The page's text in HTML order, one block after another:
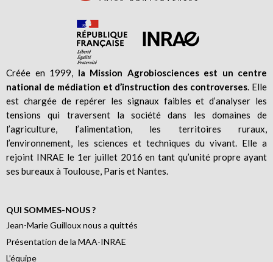
Créée en 1999,
la Mission Agrobiosciences est un centre
national de médiation et d’instruction des controverses . Elle
est chargée de repérer les signaux faibles et d’analyser les
tensions qui traversent la société dans les domaines de
l’agriculture, l’alimentation, les territoires ruraux,
l’environnement, les sciences et techniques du vivant. Elle a
rejoint INRAE le 1er juillet 2016 en tant qu’unité propre ayant
ses bureaux à Toulouse, Paris et Nantes.
QUI SOMMES-NOUS ?
Jean-Marie Guilloux nous a quittés
Présentation de la MAA-INRAE
L’équipe